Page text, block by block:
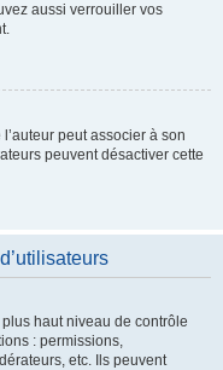
aussi verrouiller vos
peut associer à son
peuvent désactiver cette
haut niveau de contrôle
: permissions,
etc. Ils peuvent